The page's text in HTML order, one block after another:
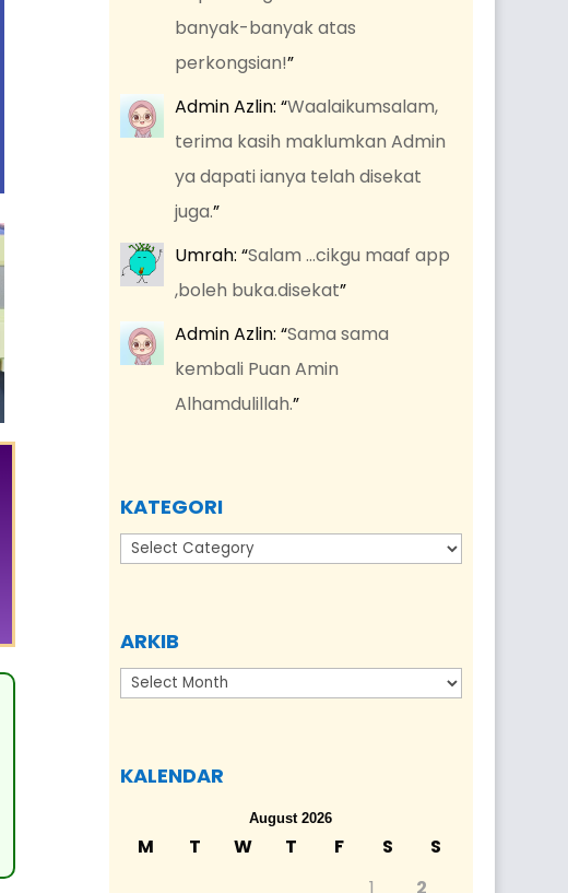
banyak-banyak atas
perkongsian!”
Admin Azlin: “Waalaikumsalam,
terima kasih maklumkan Admin
ya dapati ianya telah disekat
juga.”
Umrah: “Salam …cikgu maaf app
,boleh buka.disekat”
Admin Azlin: “Sama sama
kembali Puan Amin
Alhamdulillah.”
KATEGORI
Kategori
ARKIB
Arkib
KALENDAR
August 2026
M T W T F S
S
1
2